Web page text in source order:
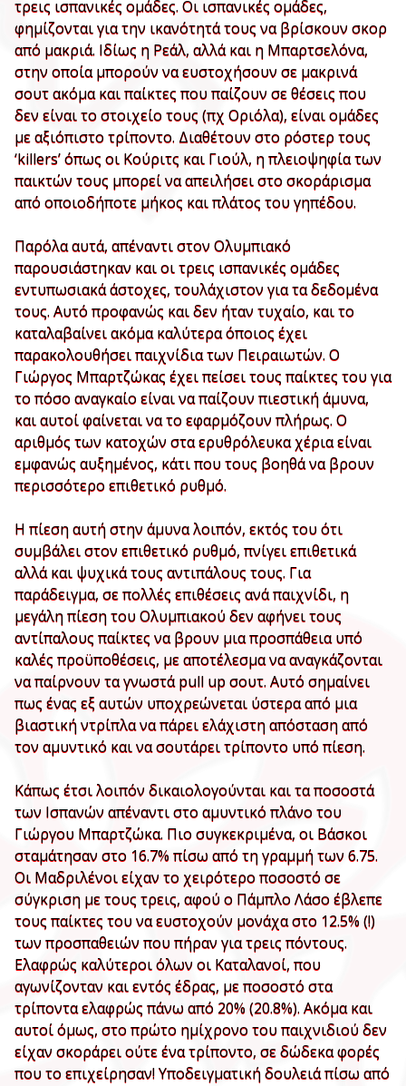
τρεις ισπανικές ομάδες. Οι ισπανικές ομάδες,
φημίζονται για την ικανότητά τους να βρίσκουν σκορ
από μακριά. Ιδίως η Ρεάλ, αλλά και η Μπαρτσελόνα,
στην οποία μπορούν να ευστοχήσουν σε μακρινά
σουτ ακόμα και παίκτες που παίζουν σε θέσεις που
δεν είναι το στοιχείο τους (πχ Οριόλα), είναι ομάδες
με αξιόπιστο τρίποντο. Διαθέτουν στο ρόστερ τους
‘killers’ όπως οι Κούριτς και Γιούλ, η πλειοψηφία των
παικτών τους μπορεί να απειλήσει στο σκοράρισμα
από οποιοδήποτε μήκος και πλάτος του γηπέδου.
Παρόλα αυτά, απέναντι στον Ολυμπιακό
παρουσιάστηκαν και οι τρεις ισπανικές ομάδες
εντυπωσιακά άστοχες, τουλάχιστον για τα δεδομένα
τους. Αυτό προφανώς και δεν ήταν τυχαίο, και το
καταλαβαίνει ακόμα καλύτερα όποιος έχει
παρακολουθήσει παιχνίδια των Πειραιωτών. Ο
Γιώργος Μπαρτζώκας έχει πείσει τους παίκτες του για
το πόσο αναγκαίο είναι να παίζουν πιεστική άμυνα,
και αυτοί φαίνεται να το εφαρμόζουν πλήρως. Ο
αριθμός των κατοχών στα ερυθρόλευκα χέρια είναι
εμφανώς αυξημένος, κάτι που τους βοηθά να βρουν
περισσότερο επιθετικό ρυθμό.
Η πίεση αυτή στην άμυνα λοιπόν, εκτός του ότι
συμβάλει στον επιθετικό ρυθμό, πνίγει επιθετικά
αλλά και ψυχικά τους αντιπάλους τους. Για
παράδειγμα, σε πολλές επιθέσεις ανά παιχνίδι, η
μεγάλη πίεση του Ολυμπιακού δεν αφήνει τους
αντίπαλους παίκτες να βρουν μια προσπάθεια υπό
καλές προϋποθέσεις, με αποτέλεσμα να αναγκάζονται
να παίρνουν τα γνωστά pull up σουτ. Αυτό σημαίνει
πως ένας εξ αυτών υποχρεώνεται ύστερα από μια
βιαστική ντρίπλα να πάρει ελάχιστη απόσταση από
τον αμυντικό και να σουτάρει τρίποντο υπό πίεση.
Κάπως έτσι λοιπόν δικαιολογούνται και τα ποσοστά
των Ισπανών απέναντι στο αμυντικό πλάνο του
Γιώργου Μπαρτζώκα. Πιο συγκεκριμένα, οι Βάσκοι
σταμάτησαν στο 16.7% πίσω από τη γραμμή των 6.75.
Οι Μαδριλένοι είχαν το χειρότερο ποσοστό σε
σύγκριση με τους τρεις, αφού ο Πάμπλο Λάσο έβλεπε
τους παίκτες του να ευστοχούν μονάχα στο 12.5% (!)
των προσπαθειών που πήραν για τρεις πόντους.
Ελαφρώς καλύτεροι όλων οι Καταλανοί, που
αγωνίζονταν και εντός έδρας, με ποσοστό στα
τρίποντα ελαφρώς πάνω από 20% (20.8%). Ακόμα και
αυτοί όμως, στο πρώτο ημίχρονο του παιχνιδιού δεν
είχαν σκοράρει ούτε ένα τρίποντο, σε δώδεκα φορές
που το επιχείρησαν! Υποδειγματική δουλειά πίσω από